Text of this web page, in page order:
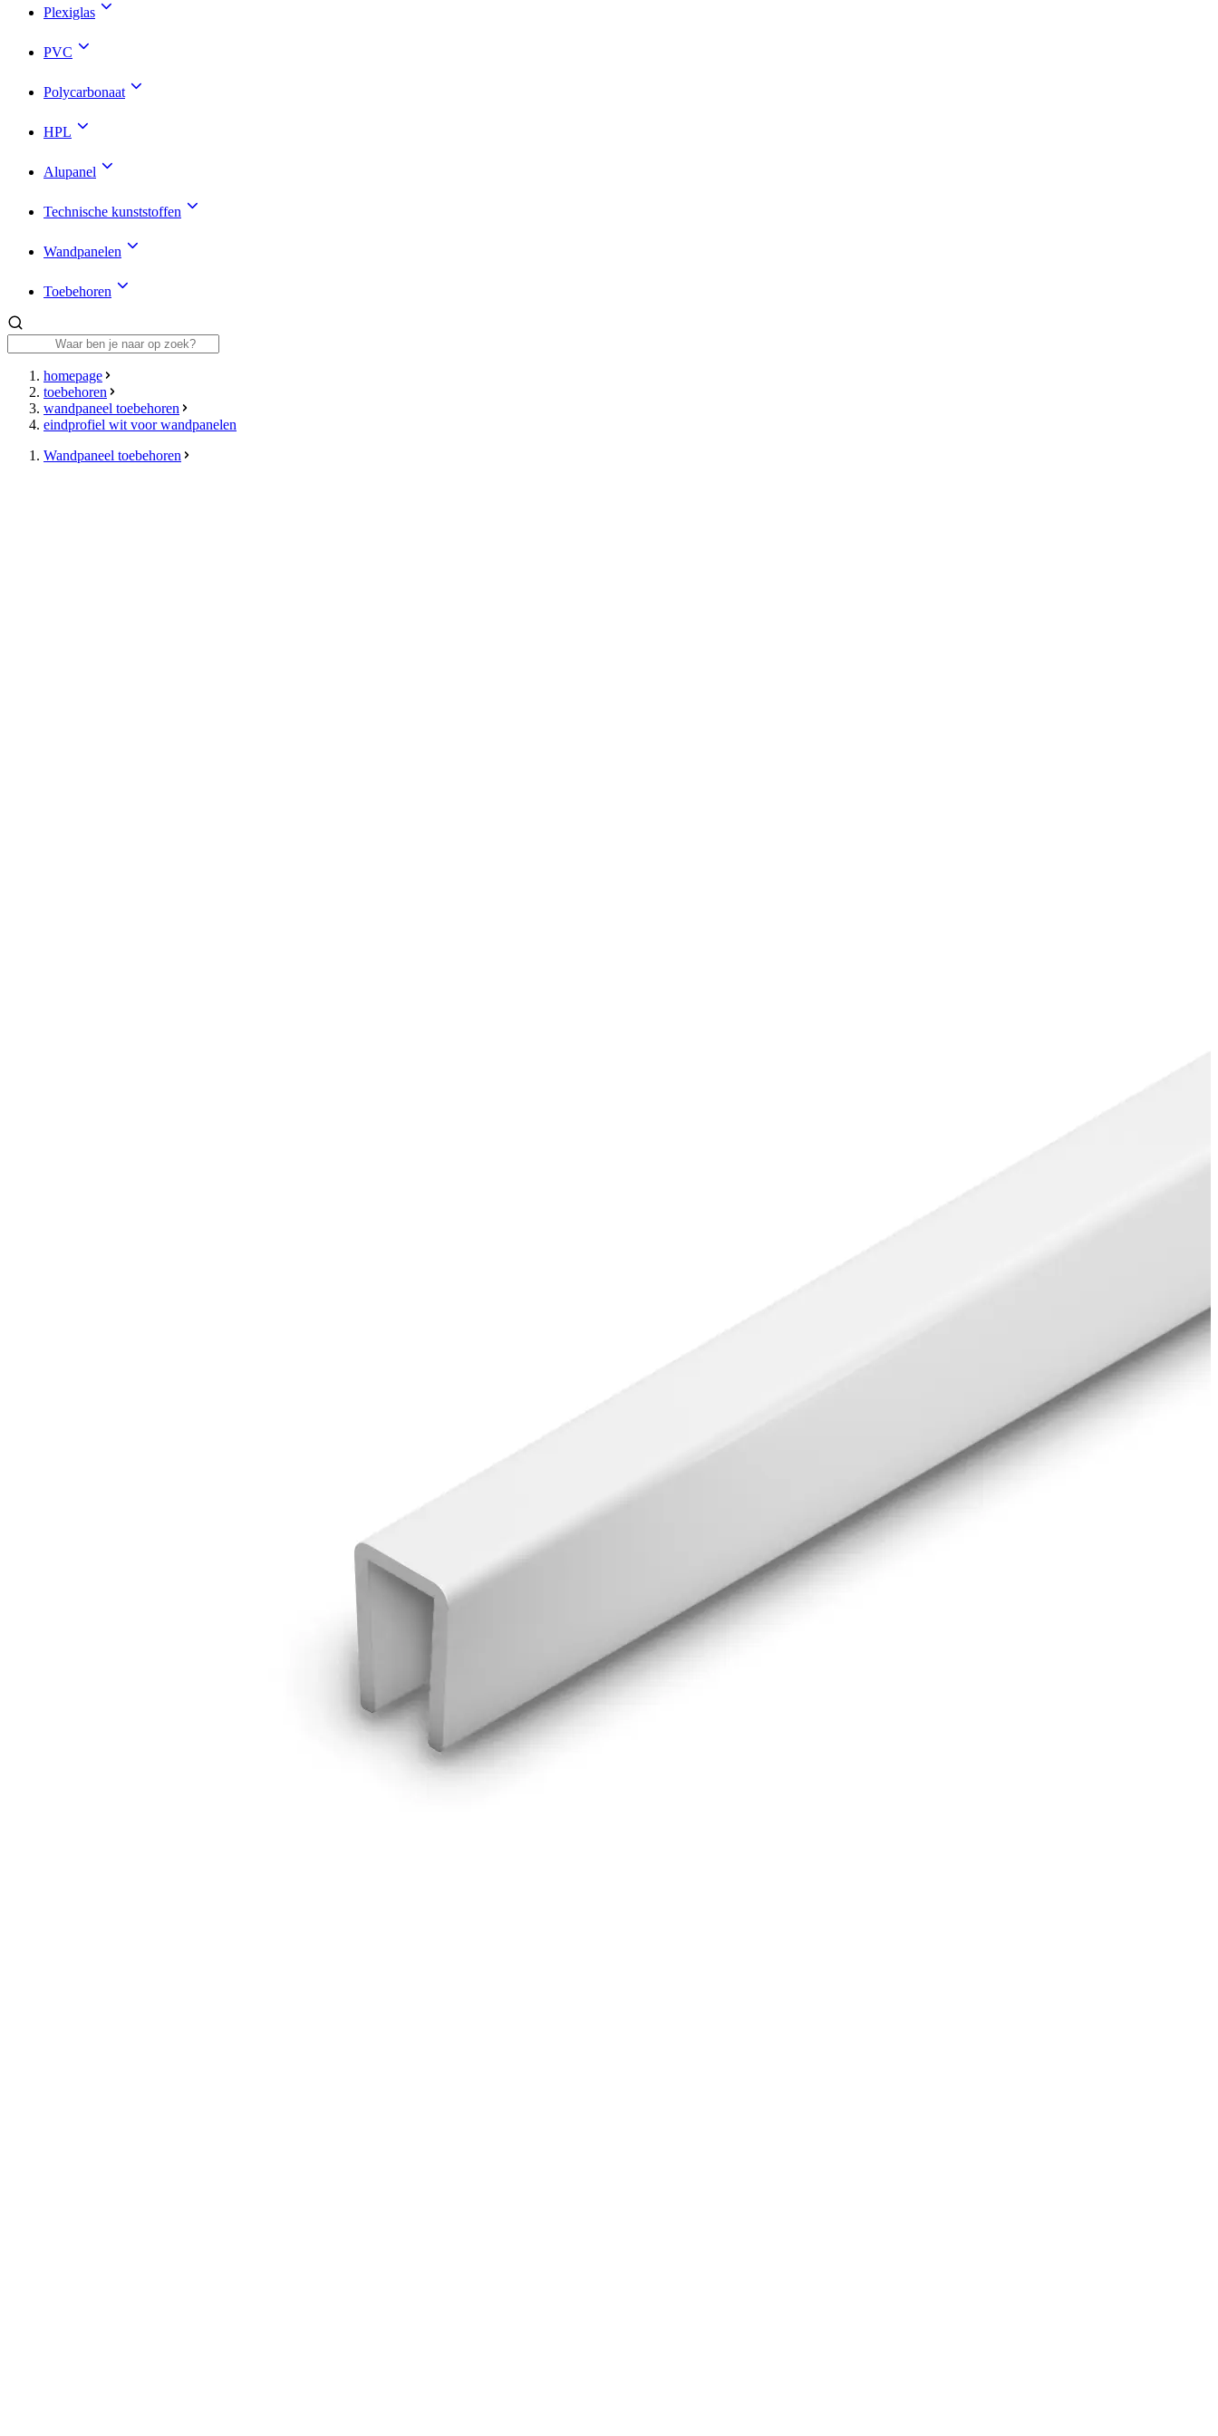
Plexiglas
PVC
Polycarbonaat
HPL
Alupanel
Technische kunststoffen
Wandpanelen
Toebehoren
homepage
toebehoren
wandpaneel toebehoren
eindprofiel wit voor wandpanelen
Wandpaneel toebehoren